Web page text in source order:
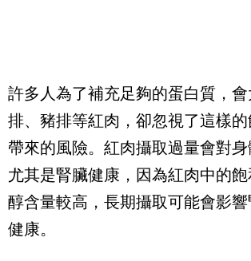
許多人為了補充足夠的蛋白質，
排、豬排等紅肉，卻忽視了這樣
帶來的風險。紅肉攝取過量會對身
尤其是腎臟健康，因為紅肉中的
醇含量較高，長期攝取可能會影
健康。